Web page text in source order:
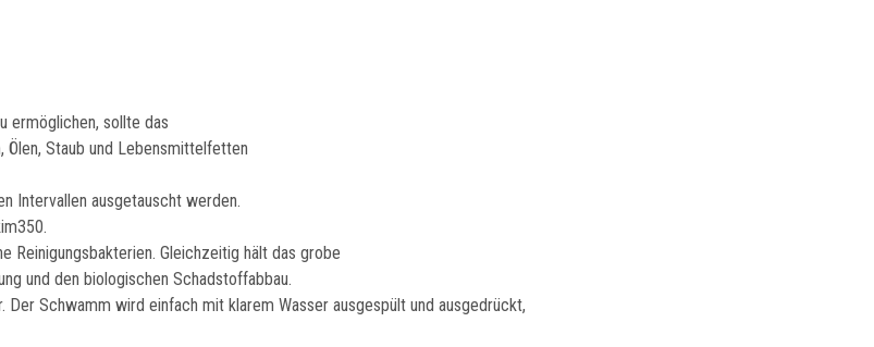
ermöglichen, sollte das
Ölen, Staub und Lebensmittelfetten
Intervallen ausgetauscht werden.
Reinigungsbakterien. Gleichzeitig hält das grobe
und den biologischen Schadstoffabbau.
Schwamm wird einfach mit klarem Wasser ausgespült und ausgedrückt,